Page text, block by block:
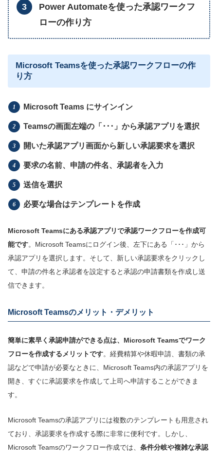
Power Automateを使った承認ワークフ
ローの作り方
Microsoft Teamsを使った承認ワークフローの作
り方
Microsoft Teams にサインイン
Teamsの画面左端の「･･･」から承認アプリを選択
開いた承認アプリ画面から新しい承認要求を選択
要求の名前、申請の件名、承認者を入力
送信を選択
必要な場合はテンプレートを作成
Microsoft Teamsにある承認アプリで承認ワークフローを作成可
能です。Microsoft Teamsにログイン後、左下にある「･･･」から
承認アプリを選択します。そして、新しい承認要求をクリックし
て、申請の件名と承認者を設定すると承認の申請書類を作成し送
信できます。
Microsoft Teamsのメリット・デメリット
簡単に素早く承認申請ができる点は、Microsoft Teamsでワーク
フローを作成するメリットです。経費精算や休暇申請、書類の承
認などで申請が必要なときに、Microsoft Teams内の承認アプリを
開き、すぐに承認要求を作成して上司へ申請することができま
す。
Microsoft Teamsの承認アプリには複数のテンプレートも用意され
ており、承認要求を作成する際に非常に便利です。しかし、
Microsoft Teamsのワークフロー作成では、 条件分岐や複雑な承認